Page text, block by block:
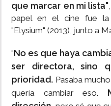
que marcar en mi lista"
papel en el cine fue la
"Elysium" (2013), junto a
"No es que haya
ser directora, sino
prioridad. Pasaba
quería cambiar eso.